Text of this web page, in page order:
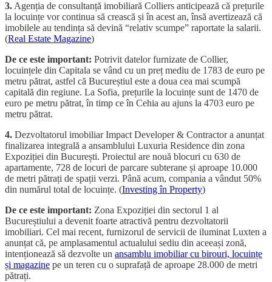
3. Agenția de consultanță imobiliară Colliers anticipează că prețurile
la locuințe vor continua să crească și în acest an, însă avertizează că
imobilele au tendința să devină “relativ scumpe” raportate la salarii.
(Real Estate Magazine)
De ce este important: Potrivit datelor furnizate de Collier,
locuințele din Capitala se vând cu un preț mediu de 1783 de euro pe
metru pătrat, astfel că Bucureștiul este a doua cea mai scumpă
capitală din regiune. La Sofia, prețurile la locuințe sunt de 1470 de
euro pe metru pătrat, în timp ce în Cehia au ajuns la 4703 euro pe
metru pătrat.
4. Dezvoltatorul imobiliar Impact Developer & Contractor a anunțat
finalizarea integrală a ansamblului Luxuria Residence din zona
Expoziției din București. Proiectul are nouă blocuri cu 630 de
apartamente, 728 de locuri de parcare subterane și aproape 10.000
de metri pătrați de spații verzi. Până acum, compania a vândut 50%
din numărul total de locuințe. (Investing în Property)
De ce este important: Zona Expoziției din sectorul 1 al
Bucureștiului a devenit foarte atractivă pentru dezvoltatorii
imobiliari. Cel mai recent, furnizorul de servicii de iluminat Luxten a
anunțat că, pe amplasamentul actualului sediu din aceeași zonă,
intenționează să dezvolte un ansamblu imobiliar cu birouri, locuințe
și magazine pe un teren cu o suprafață de aproape 28.000 de metri
pătrați.